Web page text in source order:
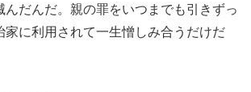
んだんだ。親の罪をいつまでも引きずっ
家に利用されて一生憎しみ合うだけだ